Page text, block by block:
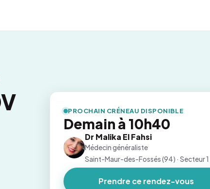
PROCHAIN CRÉNEAU DISPONIBLE
Demain à 10h40
Dr Malika El Fahsi
Médecin généraliste
Saint-Maur-des-Fossés (94) · Secteur 1
Prendre ce rendez-vous